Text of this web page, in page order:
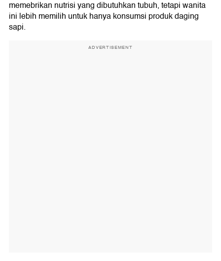
memebrikan nutrisi yang dibutuhkan tubuh, tetapi wanita
ini lebih memilih untuk hanya konsumsi produk daging
sapi.
ADVERTISEMENT